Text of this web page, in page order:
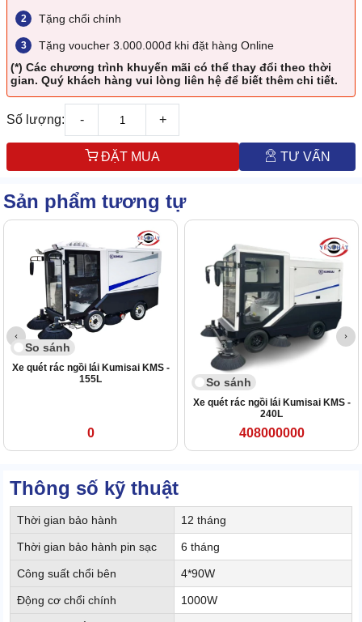
Tặng chổi chính
Tặng voucher 3.000.000đ khi đặt hàng Online
(*) Các chương trình khuyến mãi có thể thay đổi theo thời
gian. Quý khách hàng vui lòng liên hệ để biết thêm chi tiết.
Số lượng: - +
ĐẶT MUA TƯ VẤN
Sản phẩm tương tự
So sánh
Xe quét rác ngồi lái Kumisai KMS -
155L
0
So sánh
Xe quét rác ngồi lái Kumisai KMS -
240L
408000000
Thông số kỹ thuật
Thời gian bảo hành 12 tháng
Thời gian bảo hành pin sạc 6 tháng
Công suất chổi bên 4*90W
Động cơ chổi chính 1000W